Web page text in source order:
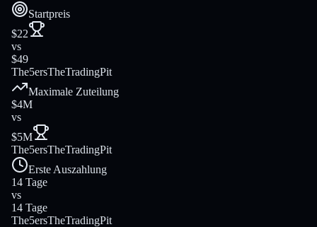
Startpreis
$22
vs
$49
The5ersTheTradingPit
Maximale Zuteilung
$4M
vs
$5M
The5ersTheTradingPit
Erste Auszahlung
14 Tage
vs
14 Tage
The5ersTheTradingPit